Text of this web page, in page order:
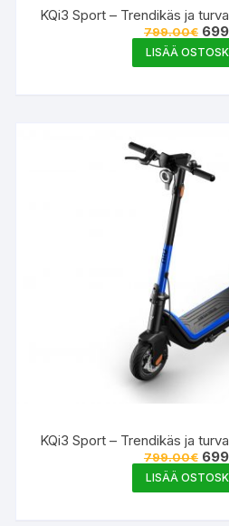
KQi3 Sport – Trendikäs ja
799.00€
hinta
oli:
LISÄÄ
KQi3 Sport – Trendikäs ja
799.00€
hinta
oli:
LISÄÄ